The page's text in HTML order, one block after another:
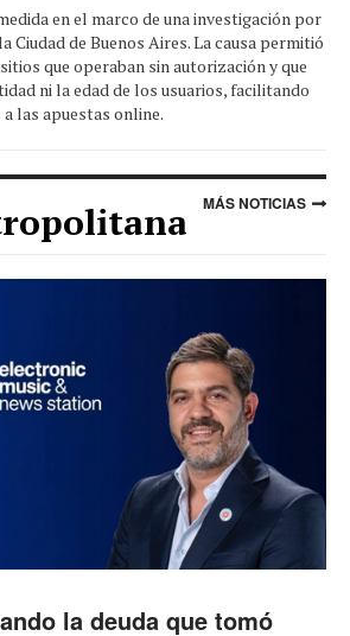
en el marco de una investigación por
Ciudad de Buenos Aires. La causa permitió
que operaban sin autorización y que
ni la edad de los usuarios, facilitando
las apuestas online.
MÁS NOTICIAS
la deuda que tomó